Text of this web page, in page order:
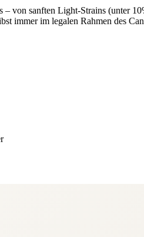
– von sanften Light-Strains (unter
immer im legalen Rahmen des